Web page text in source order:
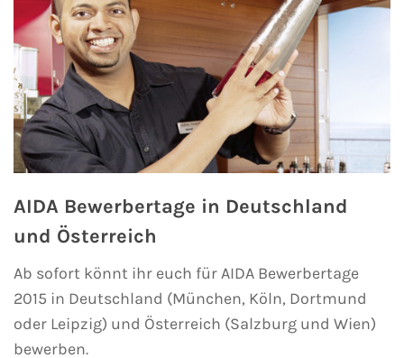
DFDS Seaways
Finnlines
FRS Baltic
Scandlines
Stena Line
Fähre nach Dänemark
Fähre nach Norwegen
Fähre nach Schweden
AIDA Bewerbertage in Deutschland
und Österreich
Ab sofort könnt ihr euch für AIDA Bewerbertage
2015 in Deutschland (München, Köln, Dortmund
oder Leipzig) und Österreich (Salzburg und Wien)
bewerben.